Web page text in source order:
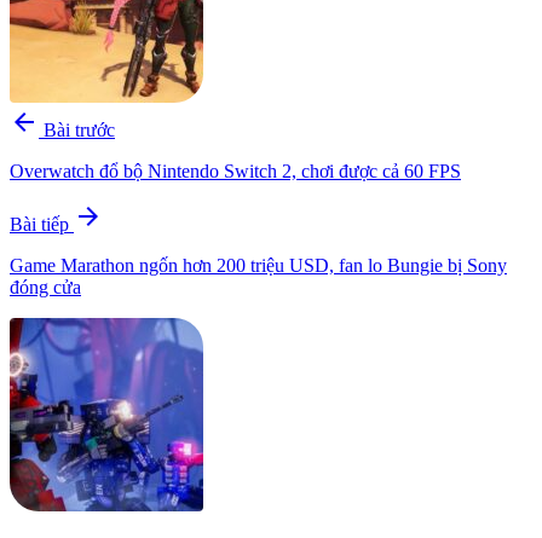
arrow_back Bài trước
Overwatch đổ bộ Nintendo Switch 2, chơi được cả 60 FPS
Bài tiếp arrow_forward
Game Marathon ngốn hơn 200 triệu USD, fan lo Bungie bị Sony
đóng cửa